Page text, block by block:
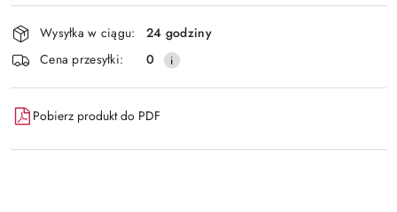
Wyślij
Dostępność
i
dostawa
Wysyłka w ciągu:
24 godziny
Cena przesyłki:
0
Pobierz produkt do PDF